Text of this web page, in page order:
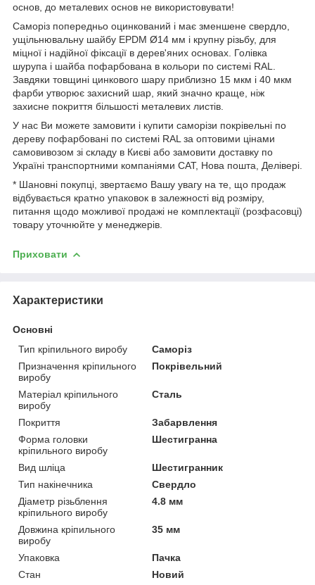
основ, до металевих основ не використовувати!
Саморіз попередньо оцинкований і має зменшене свердло,
ущільнювальну шайбу EPDM Ø14 мм і крупну різьбу, для
міцної і надійної фіксації в дерев'яних основах. Голівка
шурупа і шайба пофарбована в кольори по системі RAL.
Завдяки товщині цинкового шару приблизно 15 мкм і 40 мкм
фарби утворює захисний шар, який значно краще, ніж
захисне покриття більшості металевих листів.
У нас Ви можете замовити і купити саморізи покрівельні по
дереву пофарбовані по системі RAL за оптовими цінами
самовивозом зі складу в Києві або замовити доставку по
Україні транспортними компаніями САТ, Нова пошта, Делівері.
* Шановні покупці, звертаємо Вашу увагу на те, що продаж
відбувається кратно упаковок в залежності від розміру,
питання щодо можливої продажі не комплектації (розфасовці)
товару уточнюйте у менеджерів.
Приховати
Характеристики
Основні
Тип кріпильного виробу
Саморіз
Призначення кріпильного
виробу
Покрівельний
Матеріал кріпильного
виробу
Сталь
Покриття
Забарвлення
Форма головки
кріпильного виробу
Шестигранна
Вид шліца
Шестигранник
Тип накінечника
Свердло
Діаметр різьблення
кріпильного виробу
4.8 мм
Довжина кріпильного
виробу
35 мм
Упаковка
Пачка
Стан
Новий